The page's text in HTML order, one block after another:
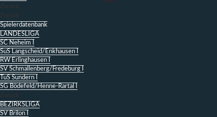
Zurück
Zurück
Spielerdatenbank
LANDESLIGA
SC Neheim I
SuS Langscheid/Enkhausen I
RW Erlinghausen I
SV Schmallenberg/Fredeburg I
TuS Sundern I
SG Bödefeld/Henne-Rartal I
Zurück
BEZIRKSLIGA
SV Brilon I